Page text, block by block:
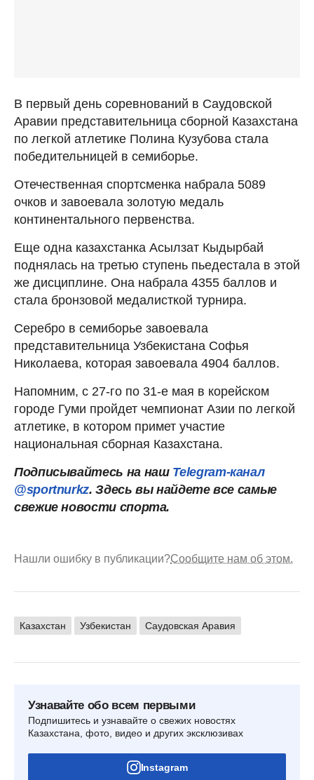
В первый день соревнований в Саудовской
Аравии представительница сборной Казахстана
по легкой атлетике Полина Кузубова стала
победительницей в семиборье.
Отечественная спортсменка набрала 5089
очков и завоевала золотую медаль
континентального первенства.
Еще одна казахстанка Асылзат Кыдырбай
поднялась на третью ступень пьедестала в этой
же дисциплине. Она набрала 4355 баллов и
стала бронзовой медалисткой турнира.
Серебро в семиборье завоевала
представительница Узбекистана Софья
Николаева, которая завоевала 4904 баллов.
Напомним, с 27-го по 31-е мая в корейском
городе Гуми пройдет чемпионат Азии по легкой
атлетике, в котором примет участие
национальная сборная Казахстана.
Подписывайтесь на наш Telegram-канал
@sportnurkz. Здесь вы найдете все самые
свежие новости спорта.
Нашли ошибку в публикации?Сообщите нам об этом.
Казахстан Узбекистан Саудовская Аравия
Узнавайте обо всем первыми
Подпишитесь и узнавайте о свежих новостях
Казахстана, фото, видео и других эксклюзивах
Instagram